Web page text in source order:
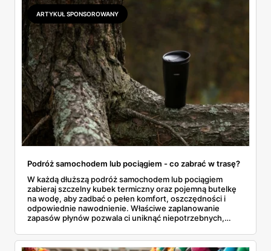
ARTYKUŁ SPONSOROWANY
Podróż samochodem lub pociągiem - co zabrać w trasę?
W każdą dłuższą podróż samochodem lub pociągiem
zabieraj szczelny kubek termiczny oraz pojemną butelkę
na wodę, aby zadbać o pełen komfort, oszczędności i
odpowiednie nawodnienie. Właściwe zaplanowanie
zapasów płynów pozwala ci uniknąć niepotrzebnych,
kupowania przepłaconych napojów w wagonach
restauracyjnych. Połączenie funkcji, jakie oferuje dobrze